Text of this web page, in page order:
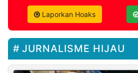
Laporkan Hoaks
JURNALISME HIJAU